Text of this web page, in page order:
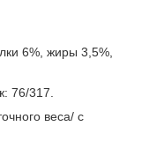
6%, жиры 3,5%,
76/317.
веса/ с